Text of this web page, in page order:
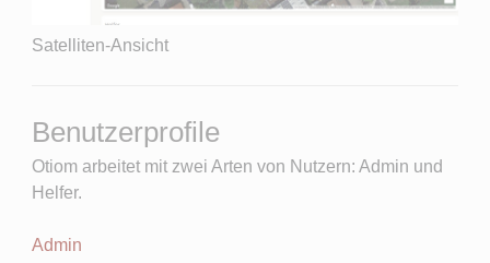
Satelliten-Ansicht
Benutzerprofile
Otiom arbeitet mit zwei Arten von Nutzern: Admin und
Helfer.
Admin